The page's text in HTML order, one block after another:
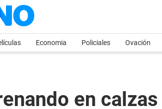
Economia Policiales Ovación
en